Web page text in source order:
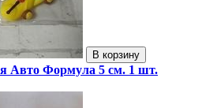
В корзину
Авто Формула 5 см. 1 шт.